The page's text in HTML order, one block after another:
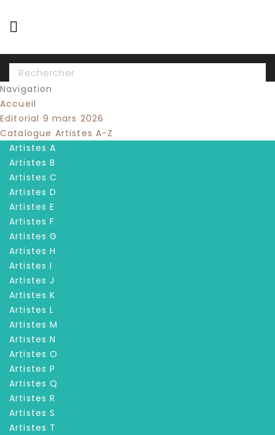

Navigation
Accueil
Editorial 9 mars 2026
Catalogue Artistes A-Z
Artistes A
Artistes B
Artistes C
Artistes D
Artistes E
Artistes F
Artistes G
Artistes H
Artistes I
Artistes J
Artistes K
Artistes L
Artistes M
Artistes N
Artistes O
Artistes P
Artistes Q
Artistes R
Artistes S
Artistes T